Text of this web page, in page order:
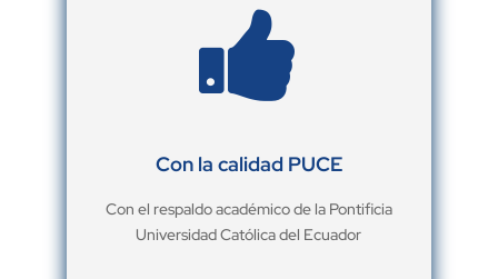

Con la calidad PUCE
Con el respaldo académico de la Pontificia
Universidad Católica del Ecuador